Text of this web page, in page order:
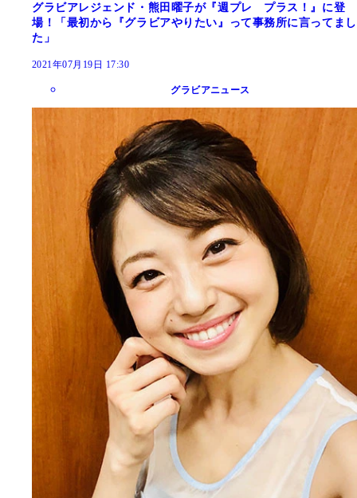
グラビアレジェンド・熊田曜子が『週プレ プラス！』に登
場！「最初から『グラビアやりたい』って事務所に言ってまし
た」
2021年07月19日 17:30
グラビアニュース